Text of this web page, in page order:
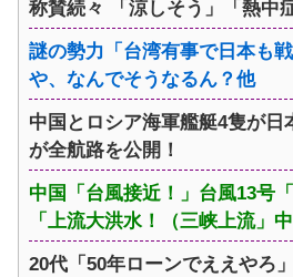
称賛続々 「涼しそう」「熱中
謎の勢力「台湾有事で日本も
や、なんでそうなるん？他
中国とロシア海軍艦艇4隻が
が全航路を公開！
中国「台風接近！」台風13号
「上流大洪水！（三峡上流」
20代「50年ローンでええやろ